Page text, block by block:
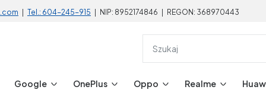
Tel.: 604-245-915 | NIP: 8952174846 | REGON: 368970443
Google OnePlus Oppo Realme